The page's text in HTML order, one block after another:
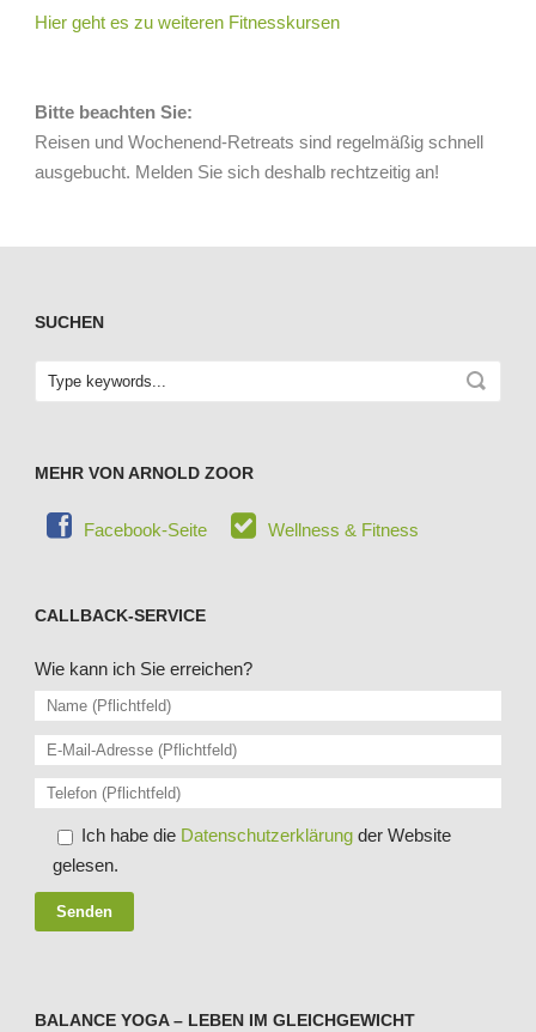
Hier geht es zu weiteren Fitnesskursen
Bitte beachten Sie:
Reisen und Wochenend-Retreats sind regelmäßig schnell
ausgebucht. Melden Sie sich deshalb rechtzeitig an!
SUCHEN
MEHR VON ARNOLD ZOOR
Facebook-Seite Wellness & Fitness
CALLBACK-SERVICE
Wie kann ich Sie erreichen?
Bitte lasse dieses Feld leer.
Ich habe die Datenschutzerklärung der Website
gelesen.
BALANCE YOGA – LEBEN IM GLEICHGEWICHT